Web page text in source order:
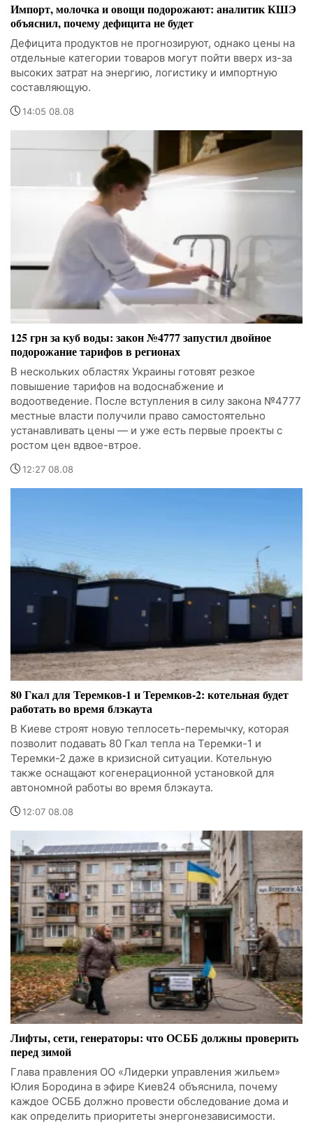
Импорт, молочка и овощи подорожают: аналитик КШЭ
объяснил, почему дефицита не будет
Дефицита продуктов не прогнозируют, однако цены на
отдельные категории товаров могут пойти вверх из-за
высоких затрат на энергию, логистику и импортную
составляющую.
14:05 08.08
125 грн за куб воды: закон №4777 запустил двойное
подорожание тарифов в регионах
В нескольких областях Украины готовят резкое
повышение тарифов на водоснабжение и
водоотведение. После вступления в силу закона №4777
местные власти получили право самостоятельно
устанавливать цены — и уже есть первые проекты с
ростом цен вдвое-втрое.
12:27 08.08
80 Гкал для Теремков-1 и Теремков-2: котельная будет
работать во время блэкаута
В Киеве строят новую теплосеть-перемычку, которая
позволит подавать 80 Гкал тепла на Теремки-1 и
Теремки-2 даже в кризисной ситуации. Котельную
также оснащают когенерационной установкой для
автономной работы во время блэкаута.
12:07 08.08
Лифты, сети, генераторы: что ОСББ должны проверить
перед зимой
Глава правления ОО «Лидерки управления жильем»
Юлия Бородина в эфире Киев24 объяснила, почему
каждое ОСББ должно провести обследование дома и
как определить приоритеты энергонезависимости.